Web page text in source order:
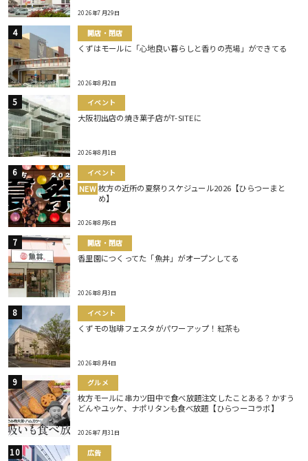
2026年7月29日
開店・閉店
くずはモールに「心地良い暮らしと香りの売場」ができてる
2026年8月2日
イベント
大阪初出店の焼き菓子店がT-SITEに
2026年8月1日
イベント
NEW 枚方の近所の夏祭りスケジュール2026【ひらつーまと
め】
2026年8月6日
開店・閉店
香里園につくってた「魚丼」がオープンしてる
2026年8月3日
イベント
くずモの珈琲フェスタがパワーアップ！紅茶も
2026年8月4日
グルメ
枚方モールに串カツ田中で食べ放題注文したことある？かすう
どんやユッケ、ナポリタンも食べ放題【ひらつーコラボ】
2026年7月31日
広告